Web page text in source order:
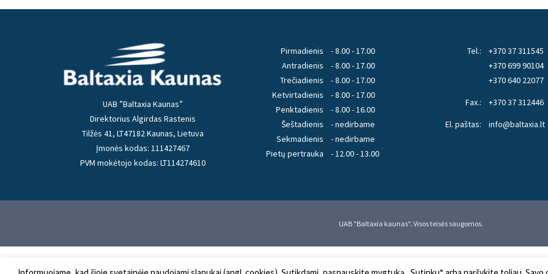
UAB ”Baltaxia Kaunas”
Direktorius Algirdas Rastenis
Tilžės 41, LT47182 Kaunas, Lietuva
Įmonės kodas: 111427467
PVM mokėtojo kodas: LT114274610
Pirmadienis
Antradienis
Trečiadienis
Ketvirtadienis
Penktadienis
Šeštadienis
Sekmadienis
Pietų pertrauka
- 8.00 - 17.00
- 8.00 - 17.00
- 8.00 - 17.00
- 8.00 - 17.00
- 8.00 - 16.00
- nedirbame
- nedirbame
- 12.00 - 13.00
Tel.:
+370 37 311545
+370 699 90104
+370 640 22077
Fax.:
+370 37 312446
El. paštas:
info@baltaxia.lt
UAB "Baltaxia kaunas". Visos teisės saugomos.